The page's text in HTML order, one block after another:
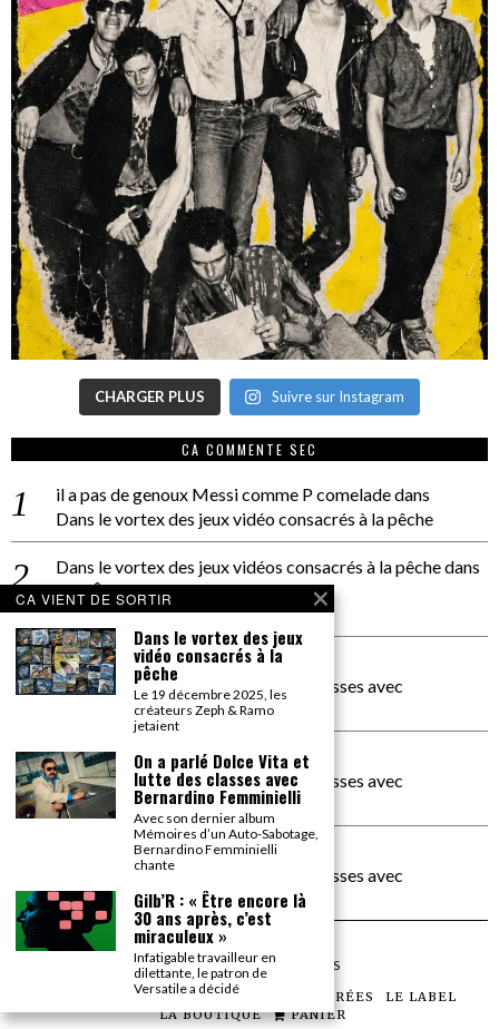
CHARGER PLUS Suivre sur Instagram
CA COMMENTE SEC
il a pas de genoux Messi comme P comeladedans
Dans le vortex des jeux vidéo consacrés à la pêche
Dans le vortex des jeux vidéos consacrés à la pêchedans
PACÔME THIELLEMENT
La séance d’Hip Gnose
La Patrie
dans
On a parlé Dolce Vita et lutte des classes avec
Bernardino Femminielli
carte noire negra à l'o tiededans
On a parlé Dolce Vita et lutte des classes avec
Bernardino Femminielli
moise et son mascarédans
On a parlé Dolce Vita et lutte des classes avec
Bernardino Femminielli
©2026TOUS DROITS RÉSERVÉS
LES ARTICLES LE MAGAZINE LES SOIRÉES
LE LABEL
LA BOUTIQUE
PANIER
CA VIENT DE SORTIR
Dans le vortex des jeux
vidéo consacrés à la
pêche
Le 19 décembre 2025, les
créateurs Zeph & Ramo
jetaient
On a parlé Dolce Vita et
lutte des classes avec
Bernardino Femminielli
Avec son dernier album
Mémoires d’un Auto-Sabotage,
Bernardino Femminielli
chante
Gilb’R : « Être encore là
30 ans après, c’est
miraculeux »
Infatigable travailleur en
dilettante, le patron de
Versatile a décidé